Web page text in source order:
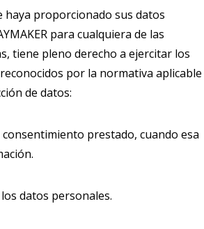
haya proporcionado sus datos
para cualquiera de las
tiene pleno derecho a ejercitar los
por la normativa aplicable
de datos:
prestado, cuando esa
datos personales.